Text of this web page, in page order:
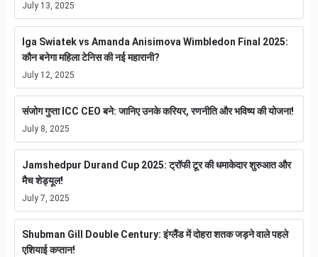
July 13, 2025
Iga Swiatek vs Amanda Anisimova Wimbledon Final 2025:
कौन बनेगा महिला टेनिस की नई महारानी?
July 12, 2025
संजोग गुप्ता ICC CEO बने: जानिए उनके करियर, रणनीति और भविष्य की योजना!
July 8, 2025
Jamshedpur Durand Cup 2025: ट्रॉफी टूर की धमाकेदार शुरुआत और
मैच शेड्यूल!
July 7, 2025
Shubman Gill Double Century: इंग्लैंड में दोहरा शतक जड़ने वाले पहले
एशियाई कप्तान!